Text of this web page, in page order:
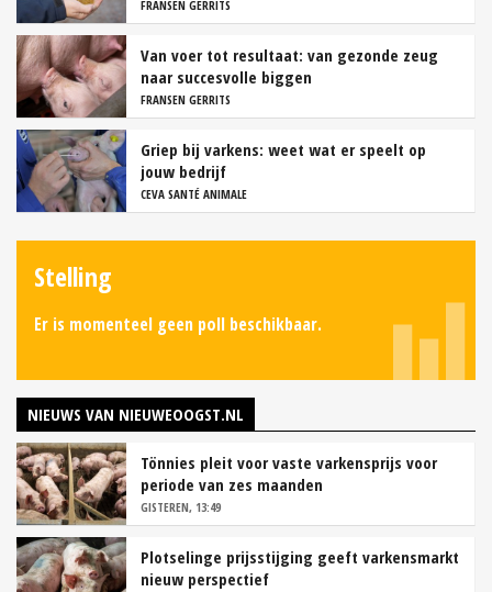
FRANSEN GERRITS
Van voer tot resultaat: van gezonde zeug
naar succesvolle biggen
FRANSEN GERRITS
Griep bij varkens: weet wat er speelt op
jouw bedrijf
CEVA SANTÉ ANIMALE
Stelling
Er is momenteel geen poll beschikbaar.
NIEUWS VAN NIEUWEOOGST.NL
Tönnies pleit voor vaste varkensprijs voor
periode van zes maanden
GISTEREN, 13:49
Plotselinge prijsstijging geeft varkensmarkt
nieuw perspectief